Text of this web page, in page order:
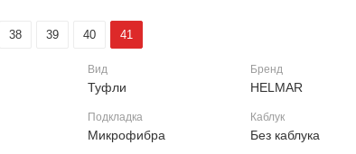
38 39 40 41
Вид
Туфли
Бренд
HELMAR
Подкладка
Микрофибра
Каблук
Без каблука